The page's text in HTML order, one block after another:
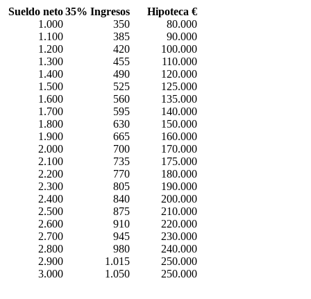
Sueldo neto35% Ingresos
Hipoteca €
1.000
350
80.000
1.100
385
90.000
1.200
420
100.000
1.300
455
110.000
1.400
490
120.000
1.500
525
125.000
1.600
560
135.000
1.700
595
140.000
1.800
630
150.000
1.900
665
160.000
2.000
700
170.000
2.100
735
175.000
2.200
770
180.000
2.300
805
190.000
2.400
840
200.000
2.500
875
210.000
2.600
910
220.000
2.700
945
230.000
2.800
980
240.000
2.900
1.015
250.000
3.000
1.050 250.000